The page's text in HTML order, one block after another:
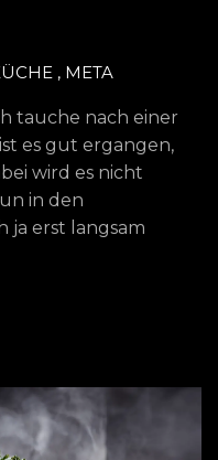
, META
tauche nach einer
es gut ergangen,
wird es nicht
in den
ja erst langsam